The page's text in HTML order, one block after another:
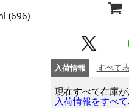
(696)
入荷情報 すべて
現在すべて在庫が
入荷情報をすべ